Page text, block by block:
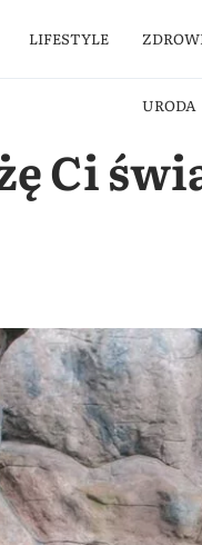
LIFESTYLE
URODA
Ci